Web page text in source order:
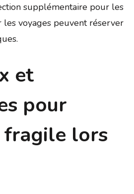
supplémentaire pour les
les voyages peuvent réserver
et
pour
lors